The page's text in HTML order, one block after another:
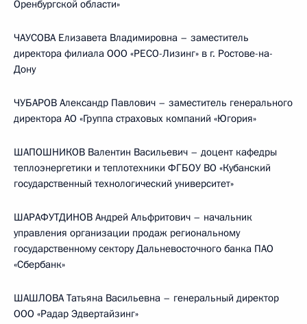
Оренбургской области»
ЧАУСОВА Елизавета Владимировна – заместитель
директора филиала ООО «РЕСО-Лизинг» в г. Ростове-на-
Дону
ЧУБАРОВ Александр Павлович – заместитель генерального
директора АО «Группа страховых компаний «Югория»
ШАПОШНИКОВ Валентин Васильевич – доцент кафедры
теплоэнергетики и теплотехники ФГБОУ ВО «Кубанский
государственный технологический университет»
ШАРАФУТДИНОВ Андрей Альфритович – начальник
управления организации продаж региональному
государственному сектору Дальневосточного банка ПАО
«Сбербанк»
ШАШЛОВА Татьяна Васильевна – генеральный директор
ООО «Радар Эдвертайзинг»